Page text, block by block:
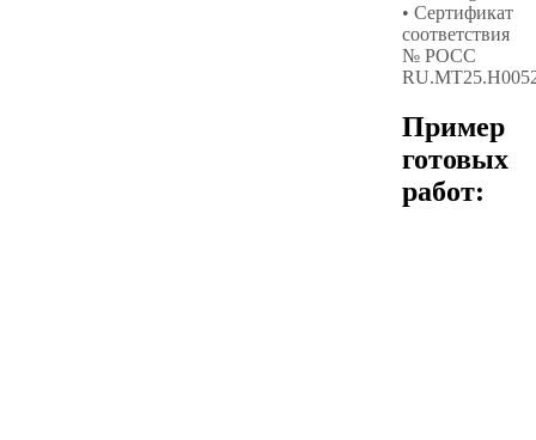
• Сертификат
соответствия
№ РОСС
Пример
готовых
работ: